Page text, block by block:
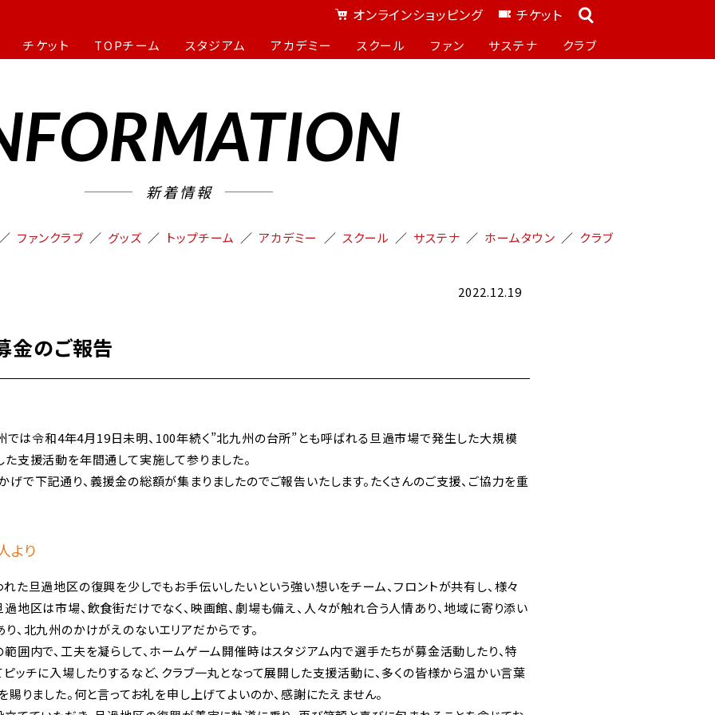
オンラインショッピング チケット
チケット TOPチーム スタジアム アカデミー スクール ファン サステナ クラブ
新着情報
ファンクラブ グッズ トップチーム アカデミー スクール サステナ ホームタウン クラブ
2022.12.19
金のご報告
では令和4年4月19日未明、100年続く”北九州の台所”とも呼ばれる旦過市場で発生した大規模
支援活動を年間通して実施して参りました。
で下記通り、義援金の総額が集まりましたのでご報告いたします。たくさんのご支援、ご協力を重
より
た旦過地区の復興を少しでもお手伝いしたいという強い想いをチーム、フロントが共有し、様々
地区は市場、飲食街だけでなく、映画館、劇場も備え、人々が触れ合う人情あり、地域に寄り添い
、北九州のかけがえのないエリアだからです。
囲内で、工夫を凝らして、ホームゲーム開催時はスタジアム内で選手たちが募金活動したり、特
ッチに入場したりするなど、クラブ一丸となって展開した支援活動に、多くの皆様から温かい言葉
賜りました。何と言ってお礼を申し上げてよいのか、感謝にたえません。